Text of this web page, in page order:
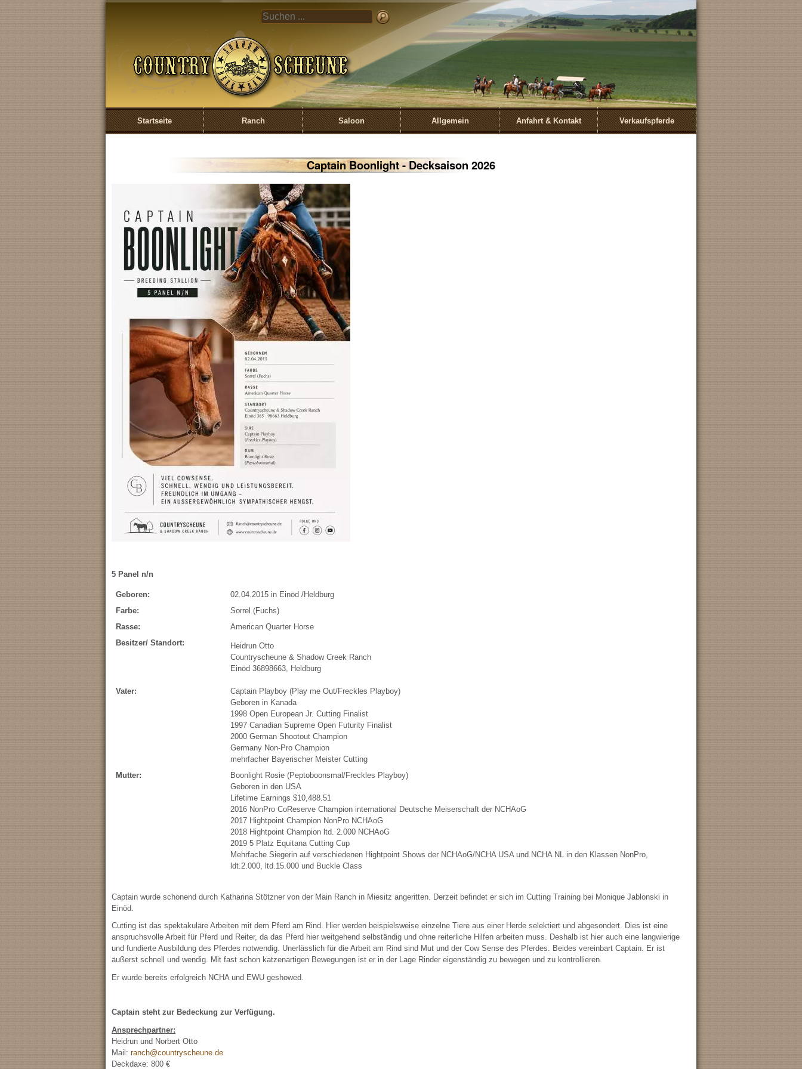
Direkt zum Inhalt
COUNTRYSCHEUNE
UND SHADOW
CREEK RANCH
EINÖD
Startseite Ranch Saloon Allgemein Anfahrt & Kontakt Verkaufspferde
Captain Boonlight - Decksaison 2026
5 Panel n/n
Geboren:
02.04.2015 in Einöd /Heldburg
Farbe:
Sorrel (Fuchs)
Rasse:
American Quarter Horse
Besitzer/ Standort:
Heidrun Otto
Countryscheune & Shadow Creek Ranch
Einöd 36898663, Heldburg
Vater:
Captain Playboy (Play me Out/Freckles Playboy)
Geboren in Kanada
1998 Open European Jr. Cutting Finalist
1997 Canadian Supreme Open Futurity Finalist
2000 German Shootout Champion
Germany Non-Pro Champion
mehrfacher Bayerischer Meister Cutting
Mutter:
Boonlight Rosie (Peptoboonsmal/Freckles Playboy)
Geboren in den USA
Lifetime Earnings $10,488.51
2016 NonPro CoReserve Champion international Deutsche Meiserschaft der NCHAoG
2017 Hightpoint Champion NonPro NCHAoG
2018 Hightpoint Champion ltd. 2.000 NCHAoG
2019 5 Platz Equitana Cutting Cup
Mehrfache Siegerin auf verschiedenen Hightpoint Shows der NCHAoG/NCHA USA und NCHA NL in den Klassen NonPro,
ldt.2.000, ltd.15.000 und Buckle Class
Captain wurde schonend durch Katharina Stötzner von der Main Ranch in Miesitz angeritten. Derzeit befindet er sich im Cutting Training bei Monique Jablonski in
Einöd.
Cutting ist das spektakuläre Arbeiten mit dem Pferd am Rind. Hier werden beispielsweise einzelne Tiere aus einer Herde selektiert und abgesondert. Dies ist eine
anspruchsvolle Arbeit für Pferd und Reiter, da das Pferd hier weitgehend selbständig und ohne reiterliche Hilfen arbeiten muss. Deshalb ist hier auch eine langwierige
und fundierte Ausbildung des Pferdes notwendig. Unerlässlich für die Arbeit am Rind sind Mut und der Cow Sense des Pferdes. Beides vereinbart Captain. Er ist
äußerst schnell und wendig. Mit fast schon katzenartigen Bewegungen ist er in der Lage Rinder eigenständig zu bewegen und zu kontrollieren.
Er wurde bereits erfolgreich NCHA und EWU geshowed.
Captain steht zur Bedeckung zur Verfügung.
Ansprechpartner:
Heidrun und Norbert Otto
Mail: ranch@countryscheune.de
Deckdaxe: 800 €